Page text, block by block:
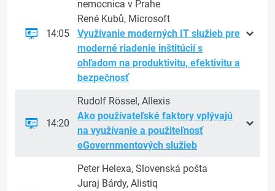
14:05
nemocnica v Prahe
René Kubů, Microsoft
Využívanie moderných IT služieb pre
moderné riadenie inštitúcií s
ohľadom na produktivitu, efektivitu a
bezpečnosť
14:20
Rudolf Rössel, Allexis
Ako používateľské faktory vplývajú
na využívanie a použiteľnosť
eGovernmentových služieb
Peter Helexa, Slovenská pošta
Juraj Bárdy, Alistiq